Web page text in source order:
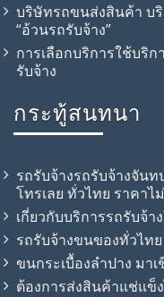
บริษัทรถขนส่งสินค้า บริ
“อ้วนรถรับจ้าง”
การเลือกบริการใช้บริ
รับจ้าง
กระทู้สนทนา
รถรับจ้างรถรับจ้างจัน
โทรเลย ทั่วไทย ราคาไ
เกี่ยวกับบริการรถรับจ้
รถรับจ้าง​ขนของทั่วไท
ขนกระเบื้องลำปาง มาเ
ต้องการส่งสินค้าแช่แข็